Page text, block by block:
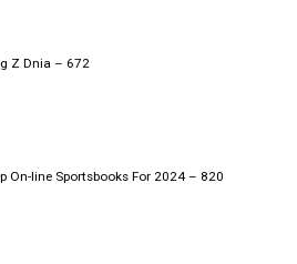
Z Dnia – 672
On-line Sportsbooks For 2024 – 820